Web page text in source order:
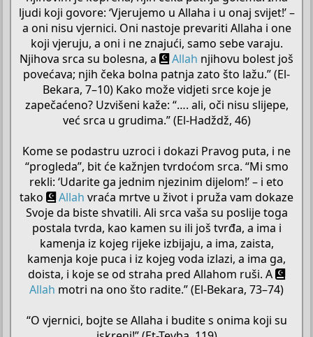
ljudi koji govore: ‘Vjerujemo u Allaha i u onaj svijet!’ –
a oni nisu vjernici. Oni nastoje prevariti Allaha i one
koji vjeruju, a oni i ne znajući, samo sebe varaju.
Njihova srca su bolesna, a
Allah njihovu bolest još
povećava; njih čeka bolna patnja zato što lažu.” (El-
Bekara, 7–10) Kako može vidjeti srce koje je
zapečaćeno? Uzvišeni kaže: “…. ali, oči nisu slijepe,
već srca u grudima.” (El-Hadždž, 46)
Kome se podastru uzroci i dokazi Pravog puta, i ne
“progleda”, bit će kažnjen tvrdoćom srca. “Mi smo
rekli: ‘Udarite ga jednim njezinim dijelom!’ – i eto
tako
Allah vraća mrtve u život i pruža vam dokaze
Svoje da biste shvatili. Ali srca vaša su poslije toga
postala tvrda, kao kamen su ili još tvrđa, a ima i
kamenja iz kojeg rijeke izbijaju, a ima, zaista,
kamenja koje puca i iz kojeg voda izlazi, a ima ga,
doista, i koje se od straha pred Allahom ruši. A
Allah motri na ono što radite.” (El-Bekara, 73–74)
“O vjernici, bojte se Allaha i budite s onima koji su